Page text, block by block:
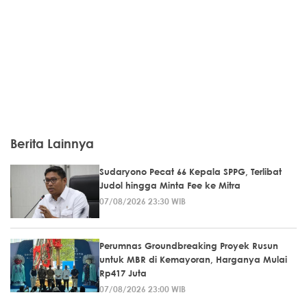
Berita Lainnya
Sudaryono Pecat 66 Kepala SPPG, Terlibat
Judol hingga Minta Fee ke Mitra
07/08/2026 23:30 WIB
Perumnas Groundbreaking Proyek Rusun
untuk MBR di Kemayoran, Harganya Mulai
Rp417 Juta
07/08/2026 23:00 WIB